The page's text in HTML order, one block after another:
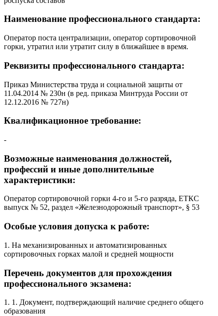
Наименование профессионального стандарта:
Оператор поста централизации, оператор сортировочной
горки, утратил или утратит силу в ближайшее в время.
Реквизиты профессионального стандарта:
Приказ Министерства труда и социальной защиты от
11.04.2014 № 230н (в ред. приказа Минтруда России от
12.12.2016 № 727н)
Квалификационное требование:
-
Возможные наименования должностей,
профессий и иные дополнительные
характеристики:
Оператор сортировочной горки 4-го и 5-го разряда, ЕТКС
выпуск № 52, раздел «Железнодорожный транспорт», § 53
Особые условия допуска к работе:
1. На механизированных и автоматизированных
сортировочных горках малой и средней мощности
Перечень документов для прохождения
профессионального экзамена:
1. 1. Документ, подтверждающий наличие среднего общего
образования